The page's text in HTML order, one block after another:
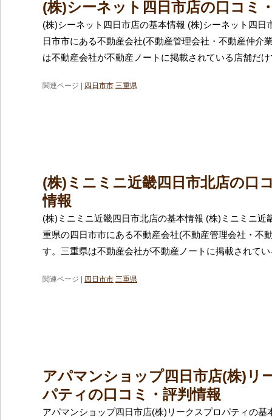
(株)シーネット四日市店の口コミ
(株)シーネット四日市店の基本情報 (株)シーネット四日
日市市にある不動産会社(不動産管理会社・不動産仲介
は不動産会社が不動産ノートに掲載されている店舗だ
関連ページ | 四日市市 三重県
(株)ミニミニ近畿四日市北店の口
情報
(株)ミニミニ近畿四日市北店の基本情報 (株)ミニミニ近
重県の四日市市にある不動産会社(不動産管理会社・不
す。三重県は不動産会社が不動産ノートに掲載されて
関連ページ | 四日市市 三重県
アパマンショップ四日市店(株)リ
パティの口コミ・評判情報
アパマンショップ四日市店(株)リークスプロパティの基